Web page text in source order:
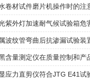
卷材试件磨片机操作时的注
应力直剪仪符合JTG E41试